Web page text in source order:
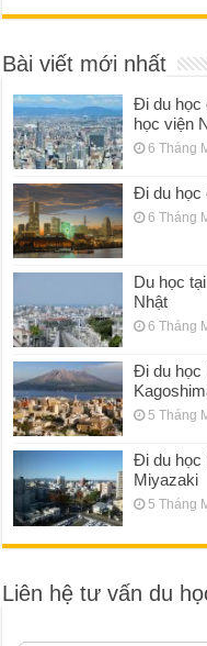
Bài viết mới nhất
Đi du học
học viện
6 Tháng
Đi du học
6 Tháng
Du học
Nhật
6 Tháng
Đi du học
5 Tháng
Đi du học
Miyazaki
5 Tháng
Liên hệ tư vấn du